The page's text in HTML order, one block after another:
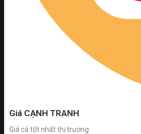
Giá CẠNH TRANH
Giá cả tốt nhất thị trường